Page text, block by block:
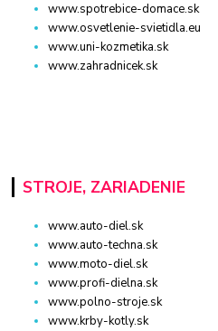
www.spotrebice-domace.sk
www.osvetlenie-svietidla.eu
www.uni-kozmetika.sk
www.zahradnicek.sk
STROJE, ZARIADENIE
www.auto-diel.sk
www.auto-techna.sk
www.moto-diel.sk
www.profi-dielna.sk
www.polno-stroje.sk
www.krby-kotly.sk